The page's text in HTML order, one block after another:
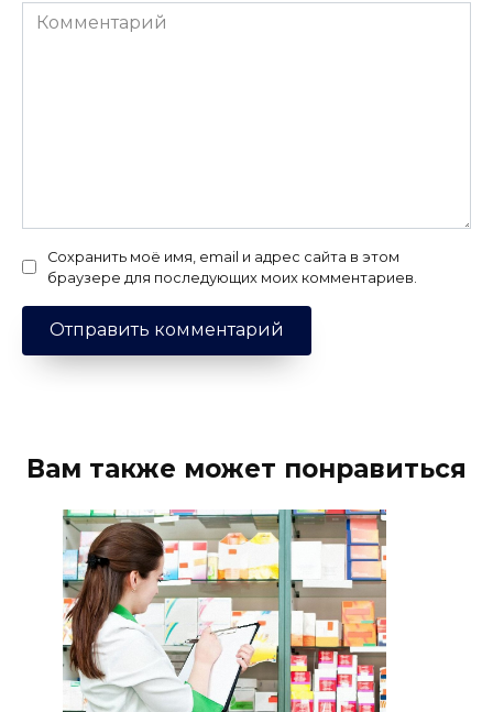
Комментарий
Сохранить моё имя, email и адрес сайта в этом
браузере для последующих моих комментариев.
Вам также может понравиться